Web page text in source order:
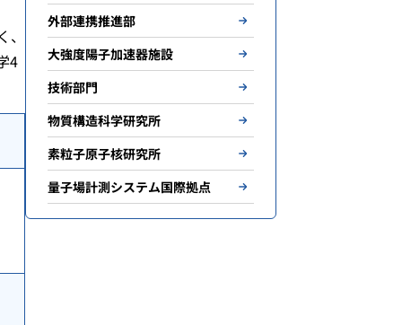
4
外部連携推進部
大強度陽子加速器施設
技術部門
物質構造科学研究所
素粒子原子核研究所
量子場計測システム国際拠点